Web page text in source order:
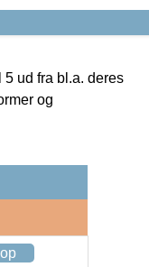
ud fra bl.a. deres
og